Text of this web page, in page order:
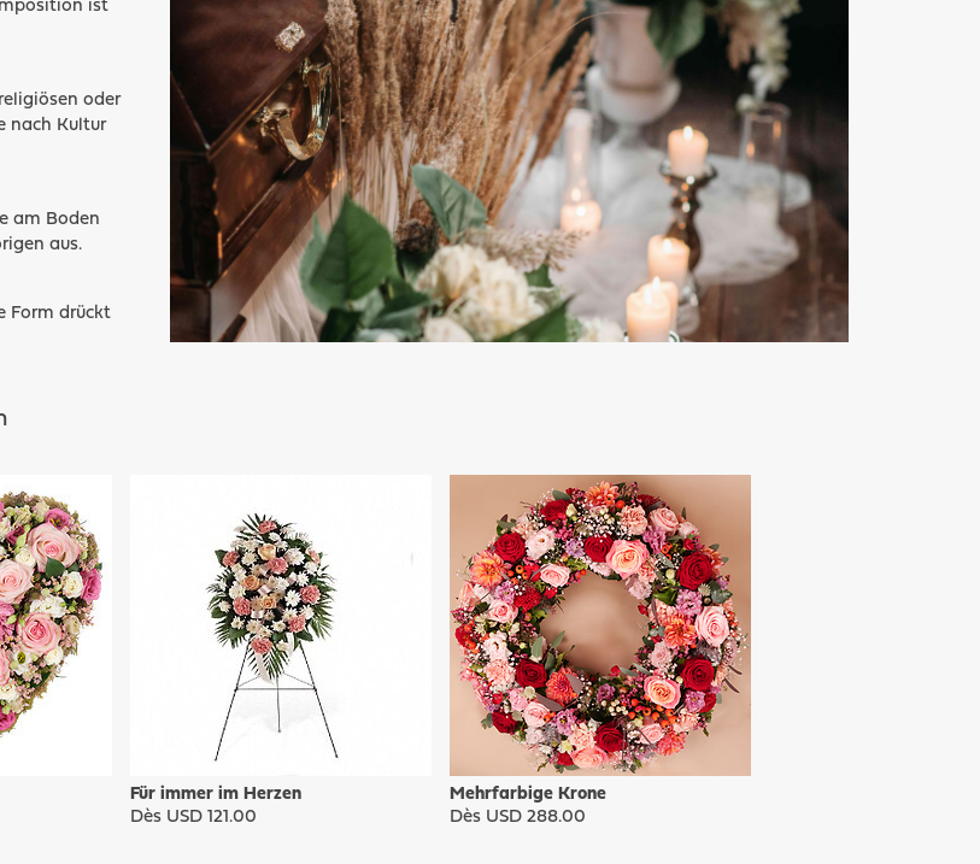
ist
oder
nach Kultur
am Boden
aus.
Form drückt
Für immer im Herzen
Dès USD 121.00
Mehrfarbige Krone
Dès USD 288.00